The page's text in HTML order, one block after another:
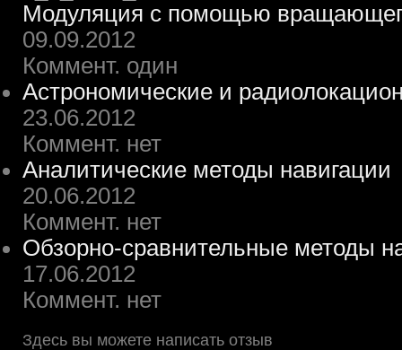
Модуляция с помощью
09.09.2012
Коммент. один
Астрономические и
23.06.2012
Коммент. нет
Аналитические методы навигации
20.06.2012
Коммент. нет
Обзорно-сравнительные методы
17.06.2012
Коммент. нет
Здесь вы можете написать отзыв